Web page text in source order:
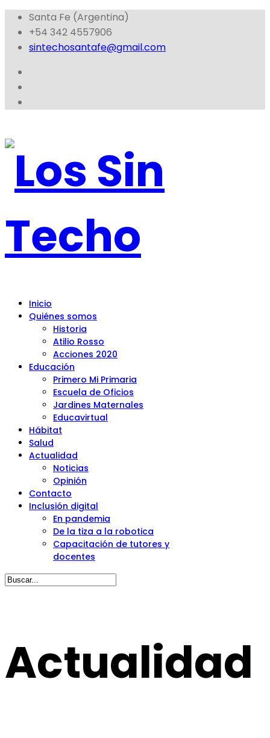
Santa Fe (Argentina)
+54 342 4557906
sintechosantafe@gmail.com
Inicio
Quiénes somos
Historia
Atilio Rosso
Acciones 2020
Educación
Primero Mi Primaria
Escuela de Oficios
Jardines Maternales
Educavirtual
Hábitat
Salud
Actualidad
Noticias
Opinión
Contacto
Inclusión digital
En pandemia
De la tiza a la robotica
Capacitación de tutores y
docentes
Actualidad